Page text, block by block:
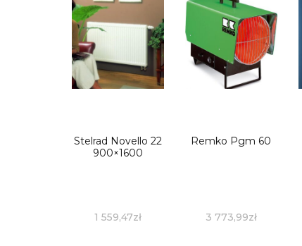
Stelrad Novello 22
900×1600
1 559,47zł
Remko Pgm 60
3 773,99zł